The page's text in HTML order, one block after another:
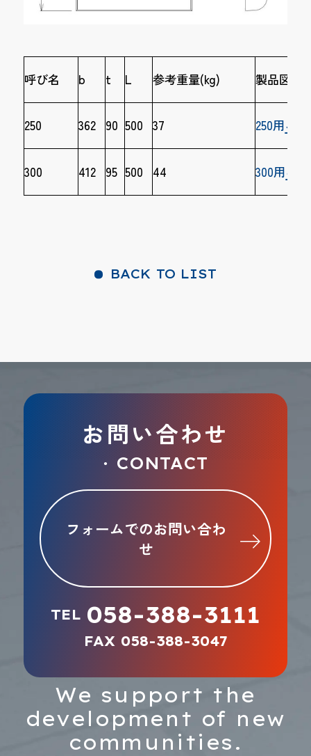
呼び名 b t L 参考重量(kg) 製品図面
250 362 90 500 37 250用
300 412 95 500 44 300用
BACK TO LIST
お問い合わせ
● CONTACT
フォームでのお問い合わ
せ
TEL 058-388-3111
FAX 058-388-3047
We support the
development of new
communities.